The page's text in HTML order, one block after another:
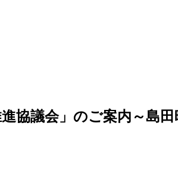
協議会」のご案内～島